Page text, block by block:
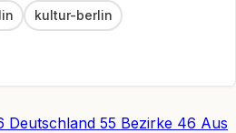
kultur-berlin
Deutschland 55 Bezirke 46 Aus